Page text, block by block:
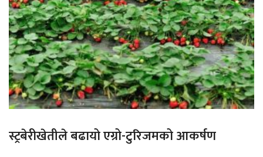
स्ट्रबेरीखेतीले बढायो एग्रो-टुरिजमको आकर्षण